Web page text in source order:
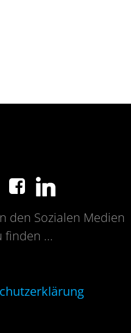
den Sozialen Medien
finden ...